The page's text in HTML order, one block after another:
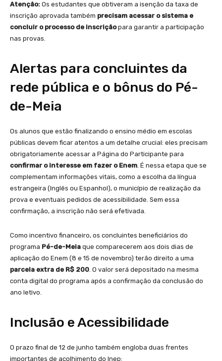
Atenção: Os estudantes que obtiveram a isenção da taxa de
inscrição aprovada também precisam acessar o sistema e
concluir o processo de inscriçãopara garantir a participação
nas provas.
Alertas para concluintes da
rede pública e o bônus do Pé-
de-Meia
Os alunos que estão finalizando o ensino médio em escolas
públicas devem ficar atentos a um detalhe crucial: eles precisam
obrigatoriamente acessar a Página do Participante para
confirmar o interesse em fazer o Enem. É nessa etapa que se
complementam informações vitais, como a escolha da língua
estrangeira (Inglês ou Espanhol), o município de realização da
prova e eventuais pedidos de acessibilidade. Sem essa
confirmação, a inscrição não será efetivada.
Como incentivo financeiro, os concluintes beneficiários do
programa Pé-de-Meia que comparecerem aos dois dias de
aplicação do Enem (8 e 15 de novembro) terão direito a uma
parcela extra de R$ 200. O valor será depositado na mesma
conta digital do programa após a confirmação da conclusão do
ano letivo.
Inclusão e Acessibilidade
O prazo final de 12 de junho também engloba duas frentes
importantes de acolhimento do Inep: